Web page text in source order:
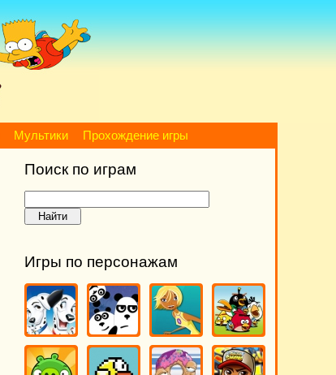
Мультики Прохождение игры
Поиск по играм
Игры по персонажам